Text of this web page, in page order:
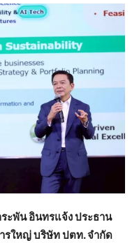
ะพัน อินทรแจ้ง ประธาน
รใหญ่บริษัท ปตท. จำกัด